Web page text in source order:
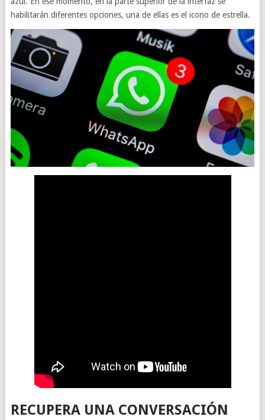
habilitarán diferentes opciones, una de ellas es el icono de estrella.
RECUPERA UNA CONVERSACIÓN